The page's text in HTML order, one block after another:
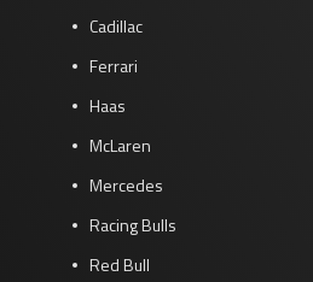
Cadillac
Ferrari
Haas
McLaren
Mercedes
Racing Bulls
Red Bull